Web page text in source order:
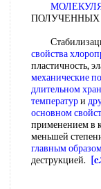
свойства
пластичность,
механические
длительном
температури
основном
применением в
меньшей
главным
деструкцией.